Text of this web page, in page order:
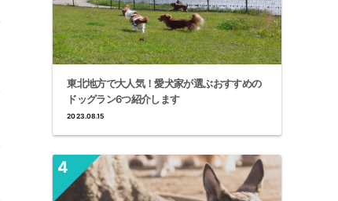
東北地方で大人気！愛犬家が選ぶおすすめの
ドッグラン6つ紹介します
2023.08.15